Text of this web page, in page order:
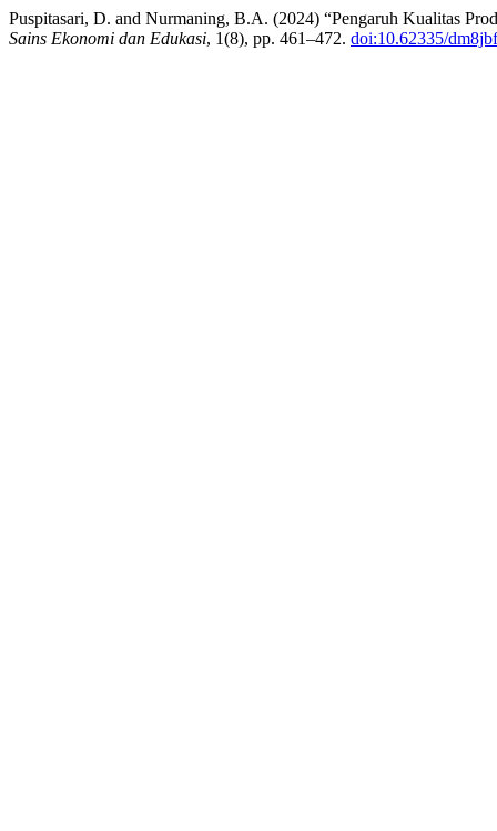
Puspitasari, D. and Nurmaning, B.A. (2024) “Pengaruh Kualitas
Sains Ekonomi dan Edukasi, 1(8), pp. 461–472. doi:10.62335/